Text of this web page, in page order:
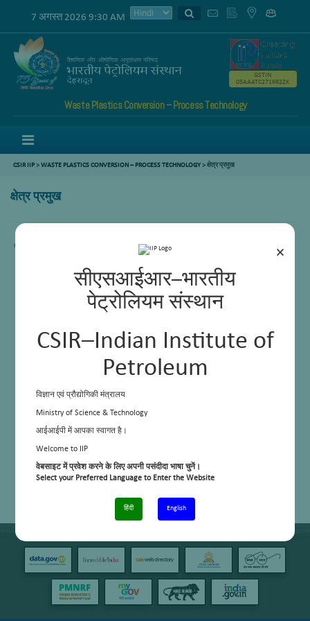
×
सीएसआईआर–भारतीय
पेट्रोलियम संस्थान
CSIR–Indian Institute of
Petroleum
विज्ञान एवं प्रौद्योगिकी मंत्रालय
Ministry of Science & Technology
आईआईपी में आपका स्वागत है।
Welcome to IIP
वेबसाइट में प्रवेश करने के लिए अपनी पसंदीदा भाषा चुनें।
Select your Preferred Language to Enter the Website
हिंदी English
7 अगस्त 2026 9:30 AM
Waste Plastics Conversion – Process Technology
GSTIN
05AAATC2716R2ZK
CSIR IIP>WASTE PLASTICS CONVERSION – PROCESS TECHNOLOGY> क्षेत्र प्रमुख
क्षेत्र प्रमुख
content not available